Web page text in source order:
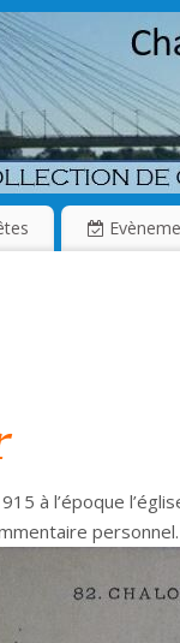
1915 à